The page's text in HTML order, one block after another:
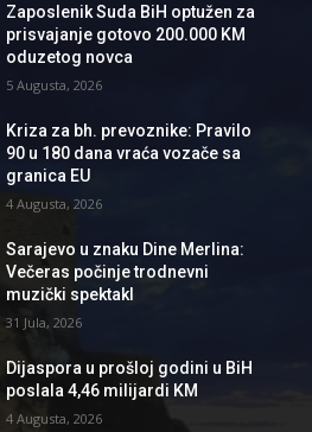
Zaposlenik Suda BiH optužen za
prisvajanje gotovo 200.000 KM
oduzetog novca
5 Augusta, 2026
Kriza za bh. prevoznike: Pravilo
90 u 180 dana vraća vozače sa
granica EU
4 Augusta, 2026
Sarajevo u znaku Dine Merlina:
Večeras počinje trodnevni
muzički spektakl
31 Jula, 2026
Dijaspora u prošloj godini u BiH
poslala 4,46 milijardi KM
4 Augusta, 2026